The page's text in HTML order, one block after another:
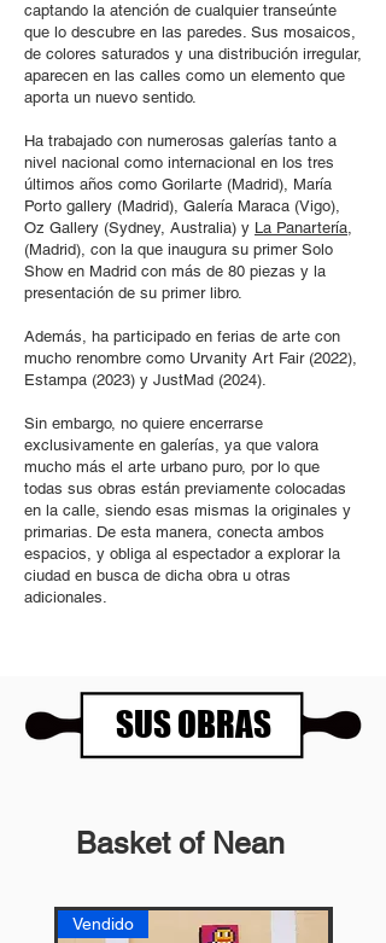
captando la atención de cualquier transeúnte
que lo descubre en las paredes. Sus mosaicos,
de colores saturados y una distribución irregular,
aparecen en las calles como un elemento que
aporta un nuevo sentido.
Ha trabajado con numerosas galerías tanto a
nivel nacional como internacional en los tres
últimos años como Gorilarte (Madrid), María
Porto gallery (Madrid), Galería Maraca (Vigo),
Oz Gallery (Sydney, Australia) y La Panartería,
(Madrid), con la que inaugura su primer Solo
Show en Madrid con más de 80 piezas y la
presentación de su primer libro.
Además, ha participado en ferias de arte con
mucho renombre como Urvanity Art Fair (2022),
Estampa (2023) y JustMad (2024).
Sin embargo, no quiere encerrarse
exclusivamente en galerías, ya que valora
mucho más el arte urbano puro, por lo que
todas sus obras están previamente colocadas
en la calle, siendo esas mismas la originales y
primarias. De esta manera, conecta ambos
espacios, y obliga al espectador a explorar la
ciudad en busca de dicha obra u otras
adicionales.
SUS OBRAS
Basket of Nean
Vendido